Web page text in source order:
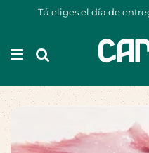
Tú eliges el día de